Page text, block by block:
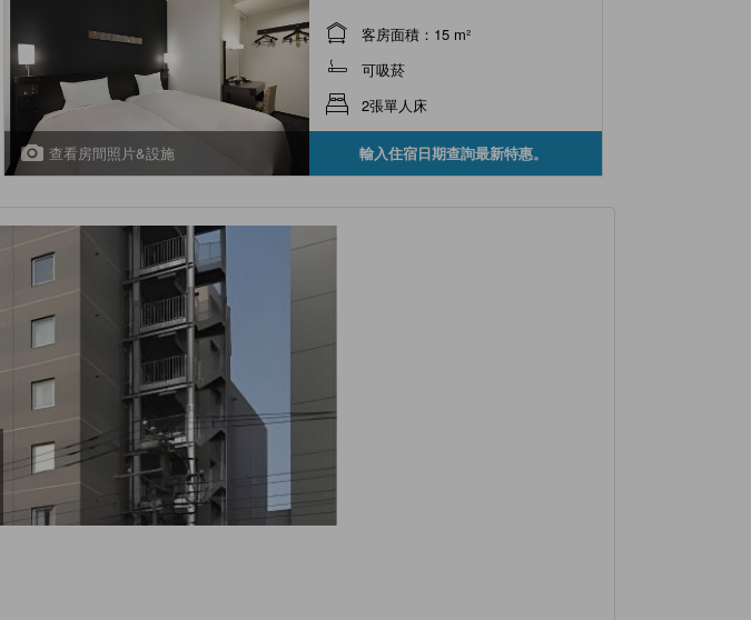
查看房間照片&設施
客房面積：15 m²
可吸菸
2張單人床
輸入住宿日期查詢最新特惠。